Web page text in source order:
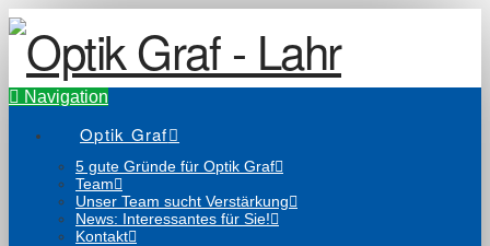
Navigation
Optik Graf
5 gute Gründe für Optik Graf
Team
Unser Team sucht Verstärkung
News: Interessantes für Sie!
Kontakt